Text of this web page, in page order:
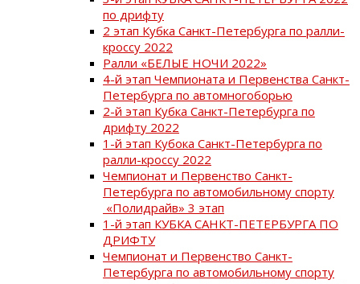
по дрифту
2 этап Кубка Санкт-Петербурга по ралли-
кроссу 2022
Ралли «БЕЛЫЕ НОЧИ 2022»
4-й этап Чемпионата и Первенства Санкт-
Петербурга по автомногоборью
2-й этап Кубка Санкт-Петербурга по
дрифту 2022
1-й этап Кубока Санкт-Петербурга по
ралли-кроссу 2022
Чемпионат и Первенство Санкт-
Петербурга по автомобильному спорту
«Полидрайв» 3 этап
1-й этап КУБКА САНКТ-ПЕТЕРБУРГА ПО
ДРИФТУ
Чемпионат и Первенство Санкт-
Петербурга по автомобильному спорту